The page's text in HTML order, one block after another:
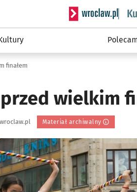
Serwis
finałem
wielkim
Materiał archiwalny